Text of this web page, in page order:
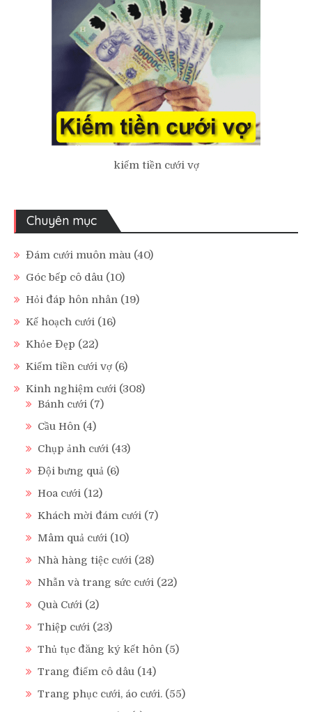
kiếm tiền cưới vợ
Chuyên mục
Đám cưới muôn màu (40)
Góc bếp cô dâu (10)
Hỏi đáp hôn nhân (19)
Kế hoạch cưới (16)
Khỏe Đẹp (22)
Kiếm tiền cưới vợ (6)
Kinh nghiệm cưới (308)
Bánh cưới (7)
Cầu Hôn (4)
Chụp ảnh cưới (43)
Đội bưng quả (6)
Hoa cưới (12)
Khách mời đám cưới (7)
Mâm quả cưới (10)
Nhà hàng tiệc cưới (28)
Nhẫn và trang sức cưới (22)
Quà Cưới (2)
Thiệp cưới (23)
Thủ tục đăng ký kết hôn (5)
Trang điểm cô dâu (14)
Trang phục cưới, áo cưới. (55)